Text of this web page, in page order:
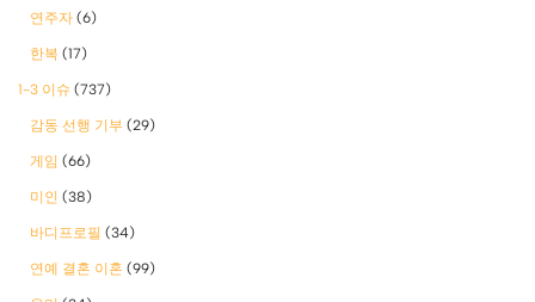
연주자 (6)
한복 (17)
1-3 이슈 (737)
감동 선행 기부 (29)
게임 (66)
미인 (38)
바디프로필 (34)
연예 결혼 이혼 (99)